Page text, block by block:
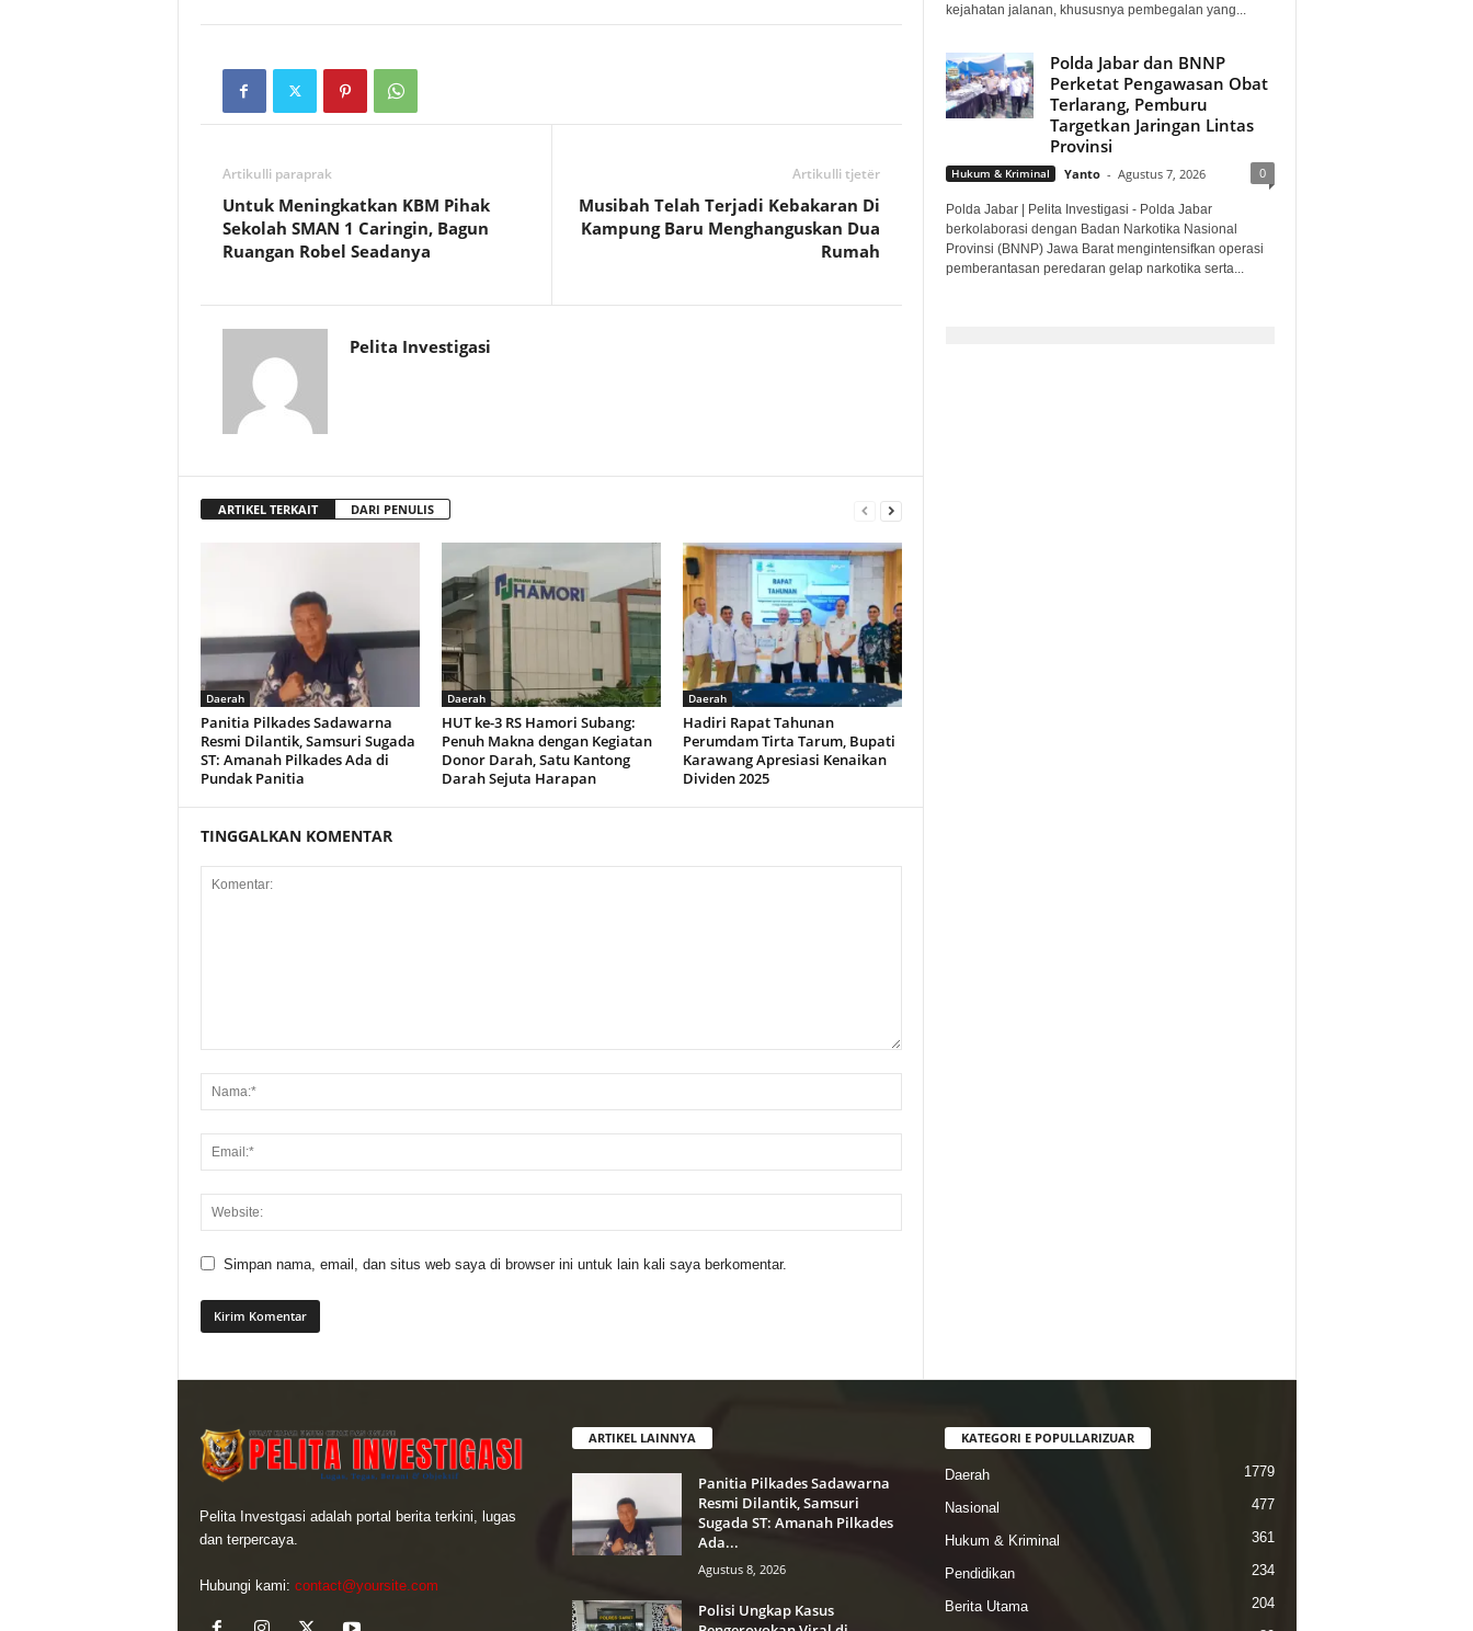
Artikulli paraprak
Untuk Meningkatkan KBM Pihak
Sekolah SMAN 1 Caringin, Bagun
Ruangan Robel Seadanya
Artikulli tjetër
Musibah Telah Terjadi Kebakaran Di
Kampung Baru Menghanguskan Dua
Rumah
Pelita Investigasi
ARTIKEL TERKAIT DARI PENULIS
Daerah
Panitia Pilkades Sadawarna
Resmi Dilantik, Samsuri Sugada
ST: Amanah Pilkades Ada di
Pundak Panitia
Daerah
HUT ke-3 RS Hamori Subang:
Penuh Makna dengan Kegiatan
Donor Darah, Satu Kantong
Darah Sejuta Harapan
Daerah
Hadiri Rapat Tahunan
Perumdam Tirta Tarum, Bupati
Karawang Apresiasi Kenaikan
Dividen 2025
TINGGALKAN KOMENTAR
Simpan nama, email, dan situs web saya di browser ini untuk lain kali saya berkomentar.
kejahatan jalanan, khususnya pembegalan yang...
Polda Jabar dan BNNP
Perketat Pengawasan Obat
Terlarang, Pemburu
Targetkan Jaringan Lintas
Provinsi
Hukum & Kriminal Yanto - Agustus 7, 2026 0
Polda Jabar | Pelita Investigasi - Polda Jabar
berkolaborasi dengan Badan Narkotika Nasional
Provinsi (BNNP) Jawa Barat mengintensifkan operasi
pemberantasan peredaran gelap narkotika serta...
Pelita Investgasi adalah portal berita terkini, lugas
dan terpercaya.
Hubungi kami: contact@yoursite.com
ARTIKEL LAINNYA
Panitia Pilkades Sadawarna
Resmi Dilantik, Samsuri
Sugada ST: Amanah Pilkades
Ada...
Agustus 8, 2026
Polisi Ungkap Kasus
KATEGORI E POPULLARIZUAR
Daerah 1779
Nasional 477
Hukum & Kriminal 361
Pendidikan 234
Berita Utama
204